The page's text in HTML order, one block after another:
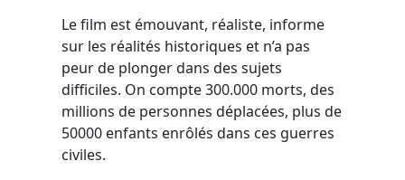
Le film est émouvant, réaliste, informe
sur les réalités historiques et n’a pas
peur de plonger dans des sujets
difficiles. On compte 300.000 morts, des
millions de personnes déplacées, plus de
50000 enfants enrôlés dans ces guerres
civiles.